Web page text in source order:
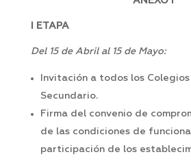
I ETAPA
Del 15 de Abril al 15 de Mayo:
Invitación a todos los
Secundario.
Firma del convenio de
de las condiciones de
participación de los